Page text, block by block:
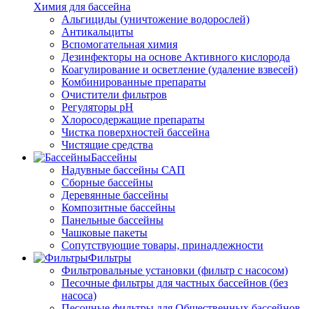
Химия для бассейна
Альгициды (уничтожение водорослей)
Антикальциты
Вспомогательная химия
Дезинфекторы на основе Активного кислорода
Коагулирование и осветление (удаление взвесей)
Комбинированные препараты
Очистители фильтров
Регуляторы pH
Хлоросодержащие препараты
Чистка поверхностей бассейна
Чистящие средства
Бассейны
Надувные бассейны САП
Сборные бассейны
Деревянные бассейны
Композитные бассейны
Панельные бассейны
Чашковые пакеты
Сопутствующие товары, принадлежности
Фильтры
Фильтровальные установки (фильтр с насосом)
Песочные фильтры для частных бассейнов (без
насоса)